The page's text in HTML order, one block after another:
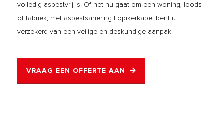
volledig asbestvrij is. Of het nu gaat om een woning, loods
of fabriek, met asbestsanering Lopikerkapel bent u
verzekerd van een veilige en deskundige aanpak.
VRAAG EEN OFFERTE AAN